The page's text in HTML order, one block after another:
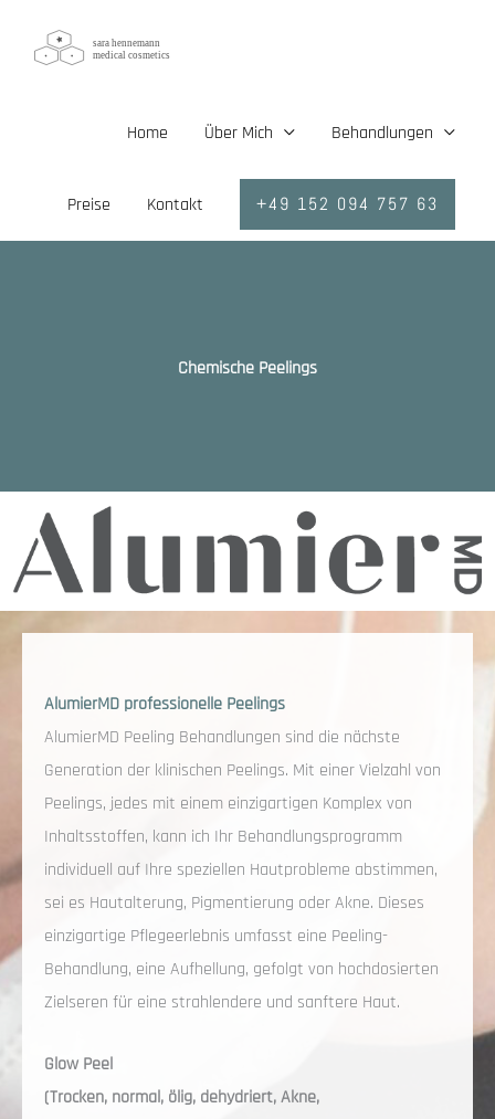
Inhalt
Home Über Mich Behandlungen
Preise Kontakt +49 152 094 757 63
Chemische Peelings
AlumierMD professionelle Peelings
AlumierMD Peeling Behandlungen sind die nächste
Generation der klinischen Peelings. Mit einer Vielzahl von
Peelings, jedes mit einem einzigartigen Komplex von
Inhaltsstoffen, kann ich Ihr Behandlungsprogramm
individuell auf Ihre speziellen Hautprobleme abstimmen,
sei es Hautalterung, Pigmentierung oder Akne. Dieses
einzigartige Pflegeerlebnis umfasst eine Peeling-
Behandlung, eine Aufhellung, gefolgt von hochdosierten
Zielseren für eine strahlendere und sanftere Haut.
Glow Peel
(Trocken, normal, ölig, dehydriert, Akne,